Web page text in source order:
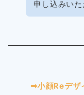
申し込みいた
＊成果を保
➡︎小顔Reデザ